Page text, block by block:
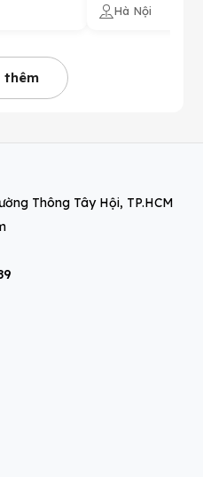
Hà Nội
thêm
Thông Tây Hội, TP.HCM